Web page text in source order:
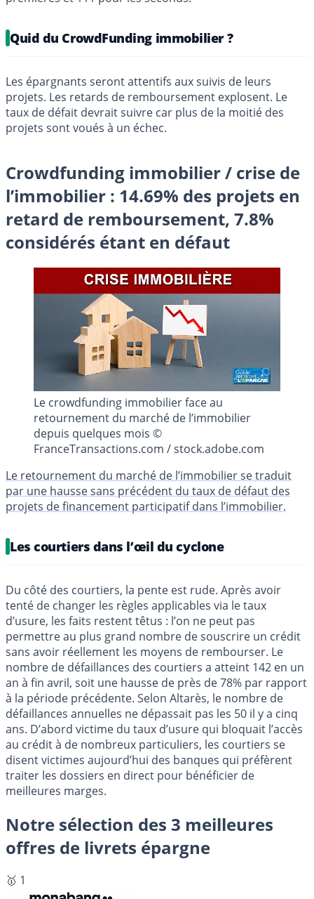
Quid du CrowdFunding immobilier ?
Les épargnants seront attentifs aux suivis de leurs
projets. Les retards de remboursement explosent. Le
taux de défait devrait suivre car plus de la moitié des
projets sont voués à un échec.
Crowdfunding immobilier / crise de
l’immobilier : 14.69% des projets en
retard de remboursement, 7.8%
considérés étant en défaut
Le crowdfunding immobilier face au
retournement du marché de l’immobilier
depuis quelques mois ©
FranceTransactions.com / stock.adobe.com
Le retournement du marché de l’immobilier se traduit
par une hausse sans précédent du taux de défaut des
projets de financement participatif dans l’immobilier.
Les courtiers dans l’œil du cyclone
Du côté des courtiers, la pente est rude. Après avoir
tenté de changer les règles applicables via le taux
d’usure, les faits restent têtus : l’on ne peut pas
permettre au plus grand nombre de souscrire un crédit
sans avoir réellement les moyens de rembourser. Le
nombre de défaillances des courtiers a atteint 142 en un
an à fin avril, soit une hausse de près de 78% par rapport
à la période précédente. Selon Altarès, le nombre de
défaillances annuelles ne dépassait pas les 50 il y a cinq
ans. D’abord victime du taux d’usure qui bloquait l’accès
au crédit à de nombreux particuliers, les courtiers se
disent victimes aujourd’hui des banques qui préfèrent
traiter les dossiers en direct pour bénéficier de
meilleures marges.
Notre sélection des 3 meilleures
offres de livrets épargne
🥇 1